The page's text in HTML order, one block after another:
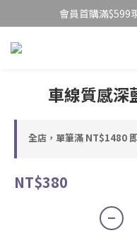
會員首購滿$599
車線質感
全店，單筆滿 NT$1480
NT$380